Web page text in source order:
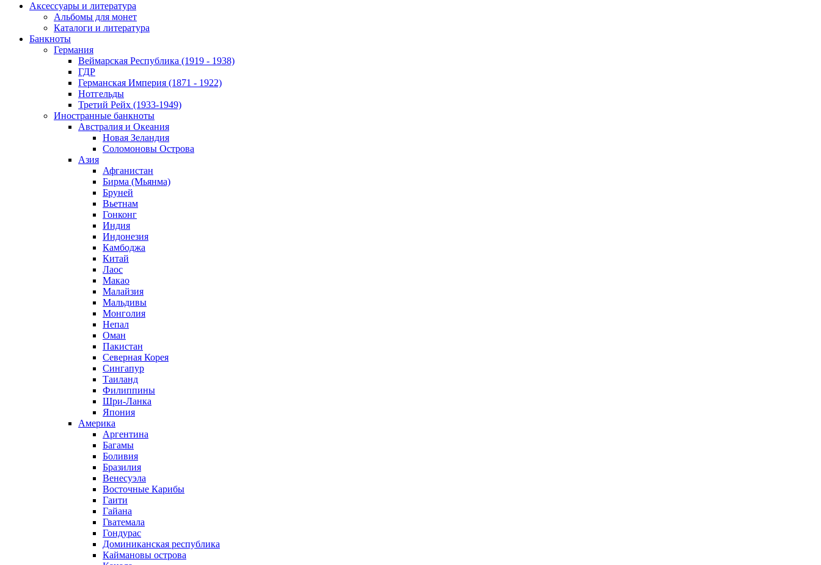
Аксессуары и литература
Альбомы для монет
Каталоги и литература
Банкноты
Германия
Веймарская Республика (1919 - 1938)
ГДР
Германская Империя (1871 - 1922)
Нотгельды
Третий Рейх (1933-1949)
Иностранные банкноты
Австралия и Океания
Новая Зеландия
Соломоновы Острова
Азия
Афганистан
Бирма (Мьянма)
Бруней
Вьетнам
Гонконг
Индия
Индонезия
Камбоджа
Китай
Лаос
Макао
Малайзия
Мальдивы
Монголия
Непал
Оман
Пакистан
Северная Корея
Сингапур
Таиланд
Филиппины
Шри-Ланка
Япония
Америка
Аргентина
Багамы
Боливия
Бразилия
Венесуэла
Восточные Карибы
Гаити
Гайана
Гватемала
Гондурас
Доминиканская республика
Каймановы острова